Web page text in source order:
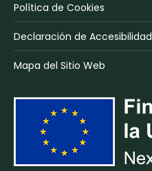
Política de Cookies
Declaración de Accesibilidad
Mapa del Sitio Web